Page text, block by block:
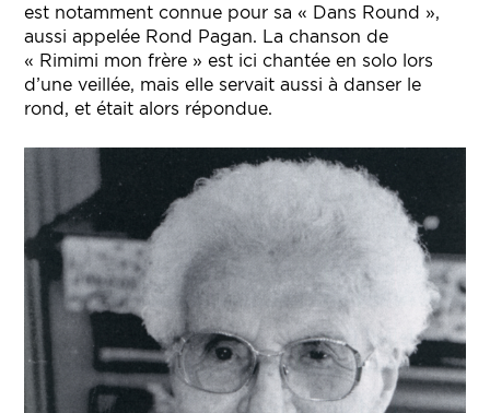
est notamment connue pour sa « Dans Round »,
aussi appelée Rond Pagan. La chanson de
« Rimimi mon frère » est ici chantée en solo lors
d’une veillée, mais elle servait aussi à danser le
rond, et était alors répondue.